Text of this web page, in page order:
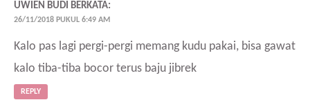
UWIEN BUDI BERKATA:
26/11/2018 PUKUL 6:49 AM
Kalo pas lagi pergi-pergi memang kudu pakai, bisa gawat
kalo tiba-tiba bocor terus baju jibrek
REPLY